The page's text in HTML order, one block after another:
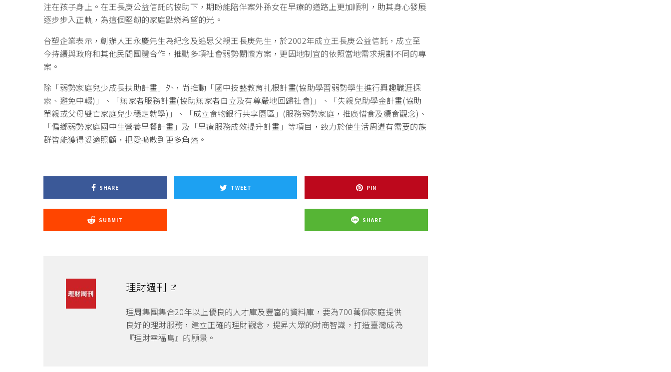
注在孩子身上。在王長庚公益信託的協助下，期盼能陪伴案外孫女在早療的道路上更加順利，助其身心發展
逐步步入正軌，為這個堅韌的家庭點燃希望的光。
台塑企業表示，創辦人王永慶先生為紀念及追思父親王長庚先生，於2002年成立王長庚公益信託，成立至
今持續與政府和其他民間團體合作，推動多項社會弱勢關懷方案，更因地制宜的依照當地需求規劃不同的專
案。
除「弱勢家庭兒少成長扶助計畫」外，尚推動「國中技藝教育扎根計畫(協助學習弱勢學生進行興趣職涯探
索、避免中輟)」、「無家者服務計畫(協助無家者自立及有尊嚴地回歸社會)」、「失親兒助學金計畫(協助
單親或父母雙亡家庭兒少穩定就學)」、「成立食物銀行共享園區」(服務弱勢家庭，推廣惜食及續食觀念)、
「偏鄉弱勢家庭國中生營養早餐計畫」及「早療服務成效提升計畫」等項目，致力於使生活周遭有需要的族
群皆能獲得妥適照顧，把愛擴散到更多角落。
SHARE TWEET PIN
SUBMIT SHARE
理財週刊
理周集團集合20年以上優良的人才庫及豐富的資料庫，要為700萬個家庭提供
良好的理財服務，建立正確的理財觀念，提昇大眾的財商智識，打造臺灣成為
『理財幸福島』的願景。